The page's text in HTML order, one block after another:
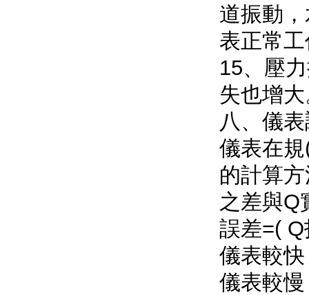
道振動
表正常工作
15、
失也增大
八、儀
儀表在
的計算
之差與Q
誤差=(
儀表較快
儀表較慢